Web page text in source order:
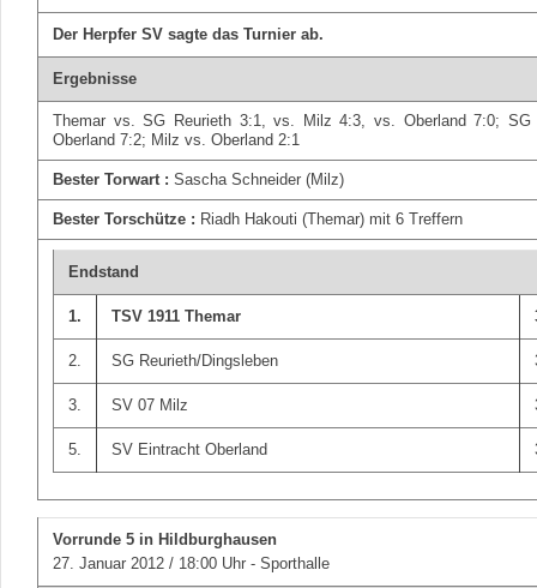
Der Herpfer SV sagte das Turnier ab.
Ergebnisse
Themar vs. SG Reurieth 3:1, vs. Milz 4:3, vs. Oberland 7:0;
Oberland 7:2; Milz vs. Oberland 2:1
Bester Torwart : Sascha Schneider (Milz)
Bester Torschütze : Riadh Hakouti (Themar) mit 6 Treffern
Endstand
1. TSV 1911 Themar
2. SG Reurieth/Dingsleben
3. SV 07 Milz
5. SV Eintracht Oberland
Vorrunde 5 in Hildburghausen
27. Januar 2012 / 18:00 Uhr - Sporthalle